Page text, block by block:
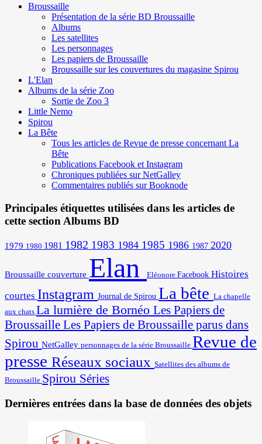
Broussaille
Présentation de la série BD Broussaille
Albums
Les satellites
Les personnages
Les papiers de Broussaille
Broussaille sur les couvertures du magasine Spirou
L'Elan
Albums de la série Zoo
Sortie de Zoo 3
Little Nemo
Spirou
La Bête
Tous les articles de Revue de presse concernant La
Bête
Publications Facebook et Instagram
Chroniques publiées sur NetGalley
Commentaires publiés sur Booknode
Principales étiquettes utilisées dans les articles de
cette section Albums BD
1979 1980 1981 1982 1983 1984 1985 1986 1987 2020
Broussaille couverture Elan Eléonore Facebook Histoires
courtes Instagram Journal de Spirou La bête La chapelle
aux chats La lumière de Bornéo Les Papiers de
Broussaille Les Papiers de Broussaille parus dans
Spirou NetGalley personnages de la série Broussaille Revue de
presse Réseaux sociaux Satellites des albums de
Broussaille Spirou Séries
Dernières entrées dans la base de données des objets